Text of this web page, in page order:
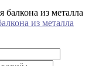
из металла